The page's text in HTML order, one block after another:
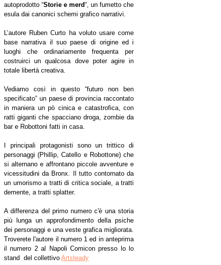
autoprodotto “Storie e merd“, un fumetto che
esula dai canonici schemi grafico narrativi.
L’autore Ruben Curto ha voluto usare come
base narrativa il suo paese di origine ed i
luoghi che ordinariamente frequenta per
costruirci un qualcosa dove poter agire in
totale libertà creativa.
Vediamo così in questo “futuro non ben
specificato” un paese di provincia raccontato
in maniera un pò cinica e catastrofica, con
ratti giganti che spacciano droga, zombie da
bar e Robottoni fatti in casa.
I principali protagonisti sono un trittico di
personaggi (Phillip, Catello e Robottone) che
si alternano e affrontano piccole avventure e
vicessitudini da Bronx. Il tutto contornato da
un umorismo a tratti di critica sociale, a tratti
demente, a tratti splatter.
A differenza del primo numero c'è una storia
più lunga un approfondimento della psiche
dei personaggi e una veste grafica migliorata.
Troverete l'autore il numero 1 ed in anteprima
il numero 2 al Napoli Comicon presso lo lo
stand del collettivo Artsteady